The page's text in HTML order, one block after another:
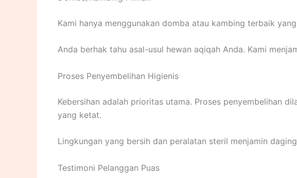
Kami hanya menggunakan domba atau kambing terbaik
Anda berhak tahu asal-usul hewan aqiqah Anda. Kami
Proses Penyembelihan Higienis
Kebersihan adalah prioritas utama. Proses penyembelihan
yang ketat.
Lingkungan yang bersih dan peralatan steril menjamin
Testimoni Pelanggan Puas